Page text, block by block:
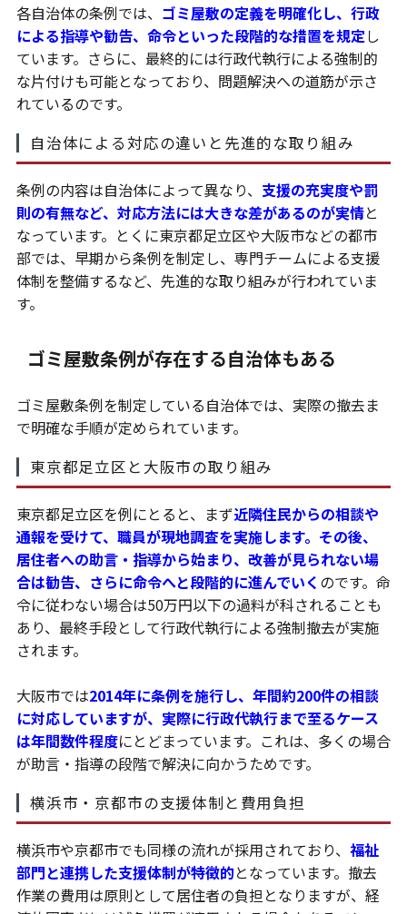
各自治体の条例では、 ゴミ屋敷の定義を明確化し、行政
による指導や勧告、命令といった段階的な措置を規定し
ています。さらに、最終的には行政代執行による強制的
な片付けも可能となっており、問題解決への道筋が示さ
れているのです。
自治体による対応の違いと先進的な取り組み
条例の内容は自治体によって異なり、 支援の充実度や罰
則の有無など、対応方法には大きな差があるのが実情と
なっています。とくに東京都足立区や大阪市などの都市
部では、早期から条例を制定し、専門チームによる支援
体制を整備するなど、先進的な取り組みが行われていま
す。
ゴミ屋敷条例が存在する自治体もある
ゴミ屋敷条例を制定している自治体では、実際の撤去ま
で明確な手順が定められています。
東京都足立区と大阪市の取り組み
東京都足立区を例にとると、まず近隣住民からの相談や
通報を受けて、職員が現地調査を実施します。その後、
居住者への助言・指導から始まり、改善が見られない場
合は勧告、さらに命令へと段階的に進んでいく のです。命
令に従わない場合は50万円以下の過料が科されることも
あり、最終手段として行政代執行による強制撤去が実施
されます。
大阪市では2014年に条例を施行し、年間約200件の相談
に対応していますが、実際に行政代執行まで至るケース
は年間数件程度にとどまっています。これは、多くの場合
が助言・指導の段階で解決に向かうためです。
横浜市・京都市の支援体制と費用負担
横浜市や京都市でも同様の流れが採用されており、 福祉
部門と連携した支援体制が特徴的となっています。撤去
作業の費用は原則として居住者の負担となりますが、経